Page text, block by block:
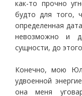
как-то прочно
будто для того,
определенная
невозможно и
сущности, до
Конечно, мою
удвоенной
она меня